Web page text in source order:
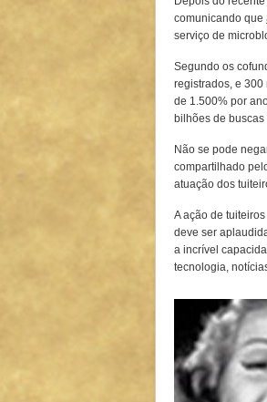
comunicando que
serviço de
Segundo os
registrados, e 300
de 1.500% por
bilhões de
Não se pode
compartilhado
atuação dos
A ação de
deve ser
a incrível
tecnologia,